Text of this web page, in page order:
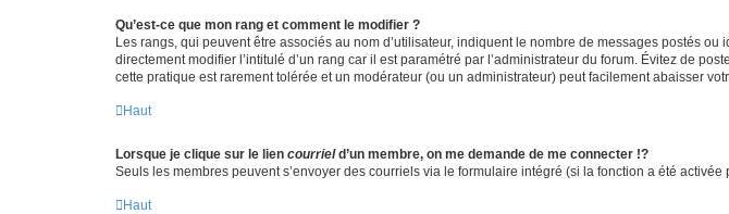
Qu’est-ce que mon rang et comment le modifier ?
Les rangs, qui peuvent être associés au nom d’utilisateur, indiquent le nombre de messages postés
directement modifier l’intitulé d’un rang car il est paramétré par l’administrateur du forum. Évitez de
cette pratique est rarement tolérée et un modérateur (ou un administrateur) peut facilement abaisser
Haut
Lorsque je clique sur le lien courrield’un membre, on me demande de me connecter !?
Seuls les membres peuvent s’envoyer des courriels via le formulaire intégré (si la fonction a été
Haut